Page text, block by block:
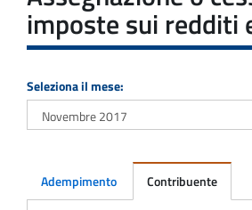
imposte sui redditi
Seleziona il mese:
Adempimento Contribuente